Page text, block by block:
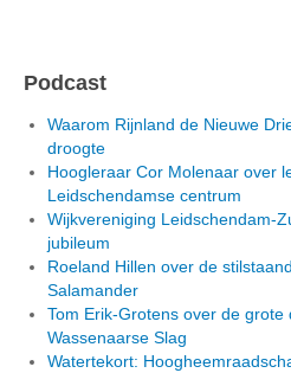
Podcast
Waarom Rijnland de Nieuwe
droogte
Hoogleraar Cor Molenaar over
Leidschendamse centrum
Wijkvereniging Leidschendam-
jubileum
Roeland Hillen over de
Salamander
Tom Erik-Grotens over de grote
Wassenaarse Slag
Watertekort: